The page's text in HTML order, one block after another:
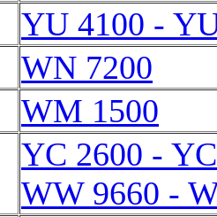
YU 4100 -
WN 7200
WM 1500
YC 2600 -
WW 9660 -